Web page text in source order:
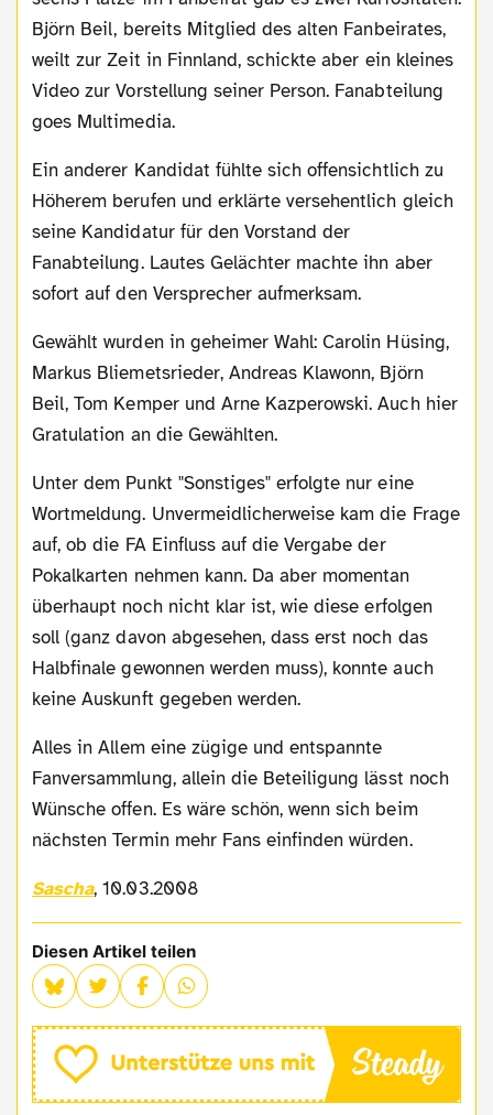
Björn Beil, bereits Mitglied des alten Fanbeirates,
weilt zur Zeit in Finnland, schickte aber ein kleines
Video zur Vorstellung seiner Person. Fanabteilung
goes Multimedia.
Ein anderer Kandidat fühlte sich offensichtlich zu
Höherem berufen und erklärte versehentlich gleich
seine Kandidatur für den Vorstand der
Fanabteilung. Lautes Gelächter machte ihn aber
sofort auf den Versprecher aufmerksam.
Gewählt wurden in geheimer Wahl: Carolin Hüsing,
Markus Bliemetsrieder, Andreas Klawonn, Björn
Beil, Tom Kemper und Arne Kazperowski. Auch hier
Gratulation an die Gewählten.
Unter dem Punkt "Sonstiges" erfolgte nur eine
Wortmeldung. Unvermeidlicherweise kam die Frage
auf, ob die FA Einfluss auf die Vergabe der
Pokalkarten nehmen kann. Da aber momentan
überhaupt noch nicht klar ist, wie diese erfolgen
soll (ganz davon abgesehen, dass erst noch das
Halbfinale gewonnen werden muss), konnte auch
keine Auskunft gegeben werden.
Alles in Allem eine zügige und entspannte
Fanversammlung, allein die Beteiligung lässt noch
Wünsche offen. Es wäre schön, wenn sich beim
nächsten Termin mehr Fans einfinden würden.
Sascha, 10.03.2008
Diesen Artikel teilen